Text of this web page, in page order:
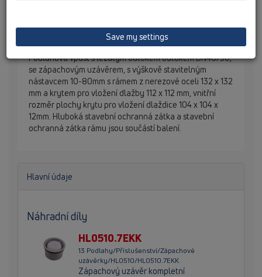
Podlahová vpust s ležatým odtokem odtokem DN40/50,
se zápachovým uzávěrem, s výškově stavitelným
nástavcem 10-80mm s rámem z nerezové oceli 132 x 132
mm a krytem pro vložení dlažby 112 x 112 mm, vnitřní
rozměr plochy krytu pro vložení dlaždice 104 x 104 x
12mm. Hluboká stavební ochranná zátka a stavební
ochranná zátka rámu jsou součástí balení.
Hlavní údaje
Náhradní díly
HL0510.7EKK
13 Podlahy/Příslušenství/Zápachové
uzávěrky/HL0510/HL0510.7EKK
Zápachový uzávěr kompletní
Save my settings